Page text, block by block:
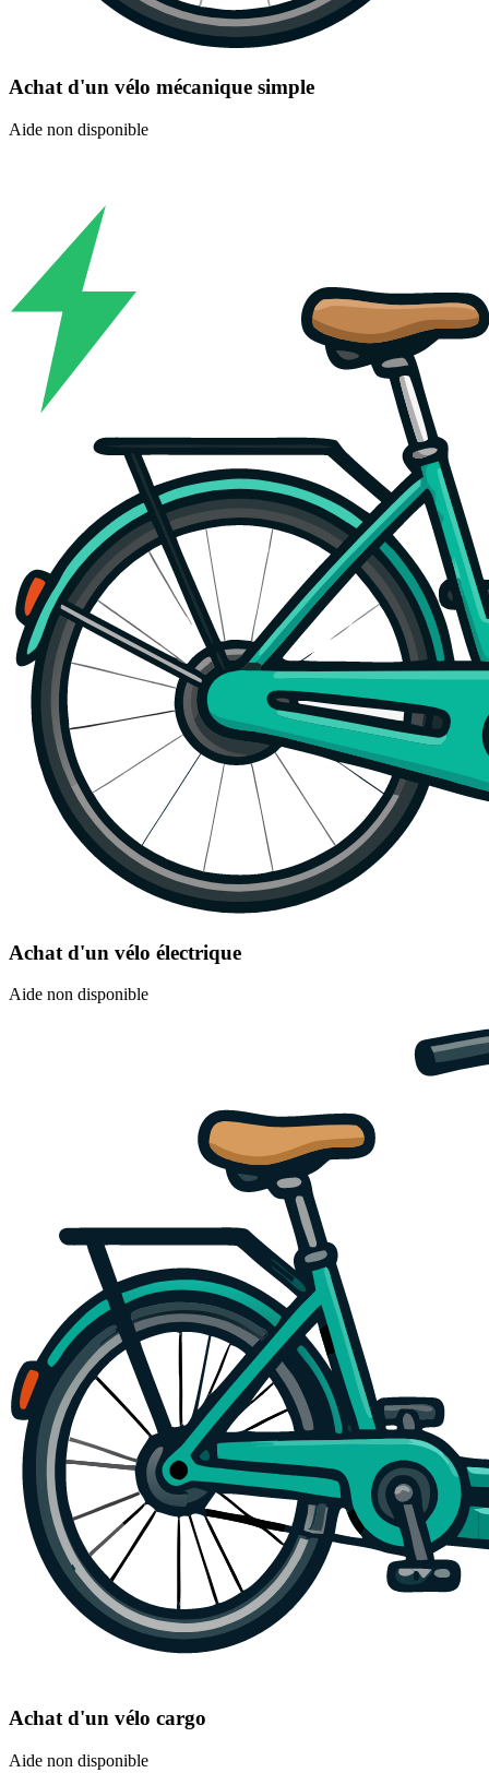
Achat d'un vélo mécanique simple
Aide non disponible
Achat d'un vélo électrique
Aide non disponible
Achat d'un vélo cargo
Aide non disponible